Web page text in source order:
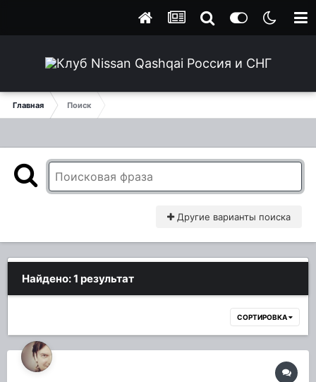
Главная Поиск
Другие варианты поиска
Найдено: 1 результат
СОРТИРОВКА